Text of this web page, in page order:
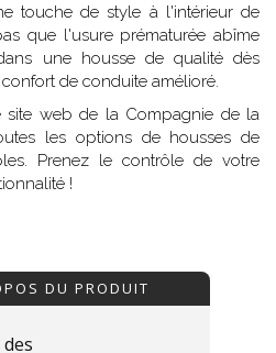
touche de style à l'intérieur de
que l'usure prématurée abîme
une housse de qualité dès
de conduite amélioré.
site web de la Compagnie de la
les options de housses de
Prenez le contrôle de votre
!
DU PRODUIT